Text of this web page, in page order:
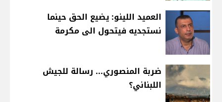
العميد اللينو: يضيع الحق حينما
نستجديه فيتحول الى مكرمة
ضربة المنصوري... رسالة للجيش
اللبناني؟